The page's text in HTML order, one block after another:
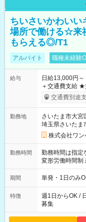
ちいさいかわいい
場所で働ける☆来
もらえる◎/T1
アルバイト 職種未経験
給与
日給13,000円～
＋交通費支給 ★交通費全額支給！ ┗案件により規定あり ★日払
いOK！（規定
ンビニATMから 日
交通費別途
勤務地
さいたま市大宮
埼玉県さいたま
株式会社ワ
勤務時間
勤務時間は指定
変形労働時間制 想定労
～21：00
期間 単発・1日のみ
特徴
週1日からOK /
募集